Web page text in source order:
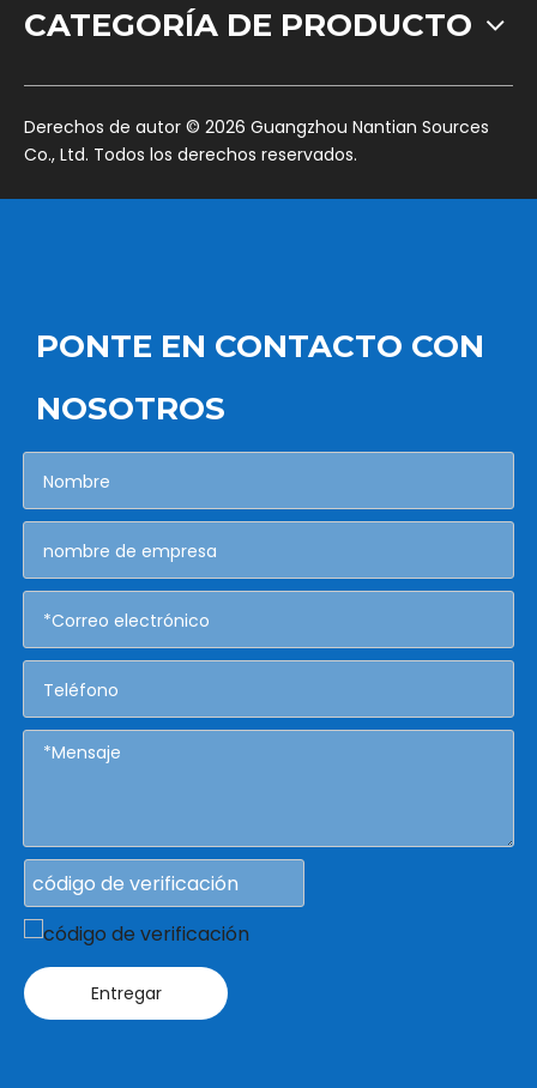
CATEGORÍA DE PRODUCTO
​Derechos de autor © 2026 Guangzhou Nantian Sources
Co., Ltd. Todos los derechos reservados.
PONTE EN CONTACTO CON
NOSOTROS
Entregar